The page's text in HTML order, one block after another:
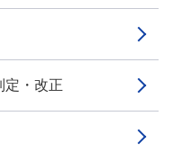
定・改正